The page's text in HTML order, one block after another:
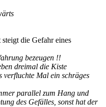
die Gefahr eines
bezeugen !!
dreimal die Kiste
verfluchte Mal ein schräges
parallel zum Hang und
des Gefälles, sonst hat der